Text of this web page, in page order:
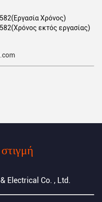
Χρόνος)
εκτός εργασίας)
Electrical Co. , Ltd.